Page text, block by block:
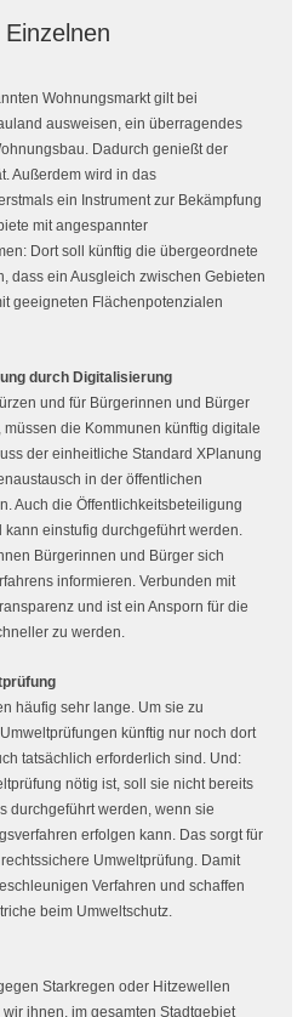
Wohnungsmarkt gilt bei
ausweisen, ein überragendes
Dadurch genießt der
Außerdem wird in das
ein Instrument zur Bekämpfung
mit angespannter
Dort soll künftig die übergeordnete
dass ein Ausgleich zwischen Gebieten
geeigneten Flächenpotenzialen
durch Digitalisierung
und für Bürgerinnen und Bürger
die Kommunen künftig digitale
der einheitliche Standard XPlanung
in der öffentlichen
Auch die Öffentlichkeitsbeteiligung
kann einstufig durchgeführt werden.
Bürgerinnen und Bürger sich
informieren. Verbunden mit
und ist ein Ansporn für die
zu werden.
häufig sehr lange. Um sie zu
künftig nur noch dort
tatsächlich erforderlich sind. Und:
nötig ist, soll sie nicht bereits
durchgeführt werden, wenn sie
erfolgen kann. Das sorgt für
Umweltprüfung. Damit
Verfahren und schaffen
beim Umweltschutz.
Starkregen oder Hitzewellen
ihnen, im gesamten Stadtgebiet